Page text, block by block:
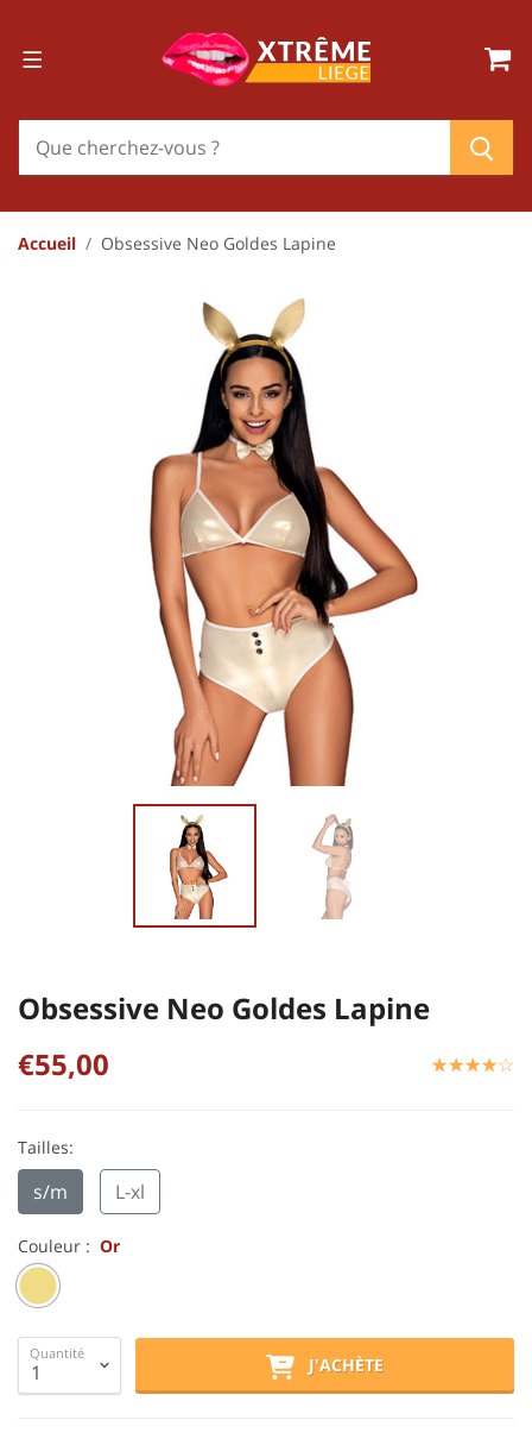
Accueil Obsessive Neo Goldes Lapine
Obsessive Neo Goldes Lapine
€55,00
☆☆☆☆☆
★★★★★
Tailles:
s/m L-xl
Couleur : Or
Quantité
J'ACHÈTE